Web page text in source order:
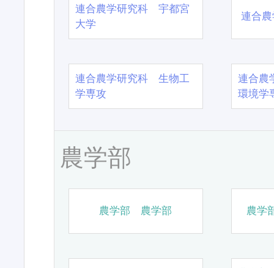
連合農学研究科 宇都宮
大学
連合
連合農学研究科 生物工
学専攻
連合農
環境学
農学部
農学部 農学部 農学